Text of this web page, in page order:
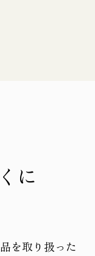
に
を取り扱った